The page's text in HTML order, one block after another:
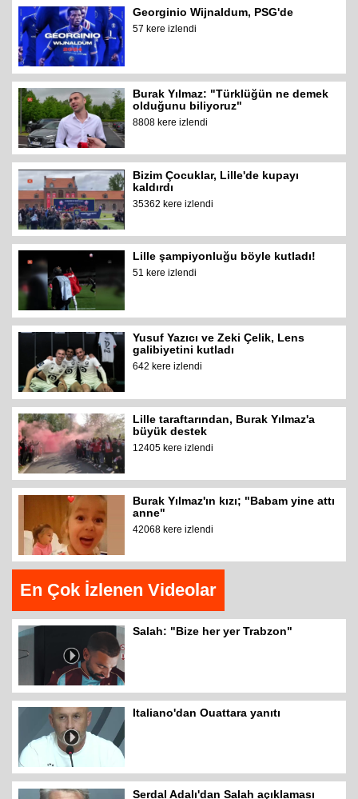
Georginio Wijnaldum, PSG'de
57 kere izlendi
Burak Yılmaz: "Türklüğün ne demek
olduğunu biliyoruz"
8808 kere izlendi
Bizim Çocuklar, Lille'de kupayı
kaldırdı
35362 kere izlendi
Lille şampiyonluğu böyle kutladı!
51 kere izlendi
Yusuf Yazıcı ve Zeki Çelik, Lens
galibiyetini kutladı
642 kere izlendi
Lille taraftarından, Burak Yılmaz'a
büyük destek
12405 kere izlendi
Burak Yılmaz'ın kızı; "Babam yine attı
anne"
42068 kere izlendi
En Çok İzlenen Videolar
Salah: "Bize her yer Trabzon"
Italiano'dan Ouattara yanıtı
Serdal Adalı'dan Salah açıklaması